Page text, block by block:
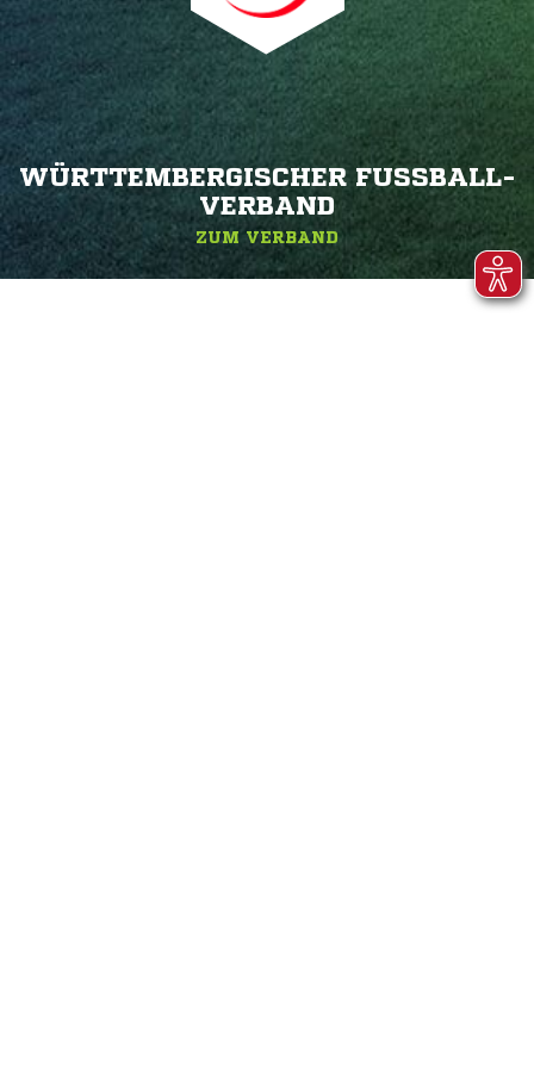
WÜRTTEMBERGISCHER FUSSBALL-V
ERBAND
ZUM VERBAND